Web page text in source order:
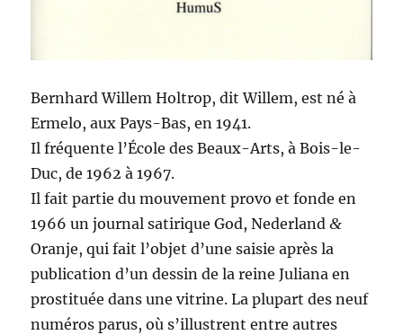
Bern­hard Willem Holtrop, dit Willem, est né à
Erme­lo, aux Pays-Bas, en 1941.
Il fréquente l’É­cole des Beaux-Arts, à Bois-le-
Duc, de 1962 à 1967.
Il fait par­tie du mou­ve­ment pro­vo et fonde en
1966 un jour­nal satirique God, Ned­er­land&
Oran­je, qui fait l’ob­jet d’une saisie après la
pub­li­ca­tion d’un dessin de la reine Juliana en
pros­ti­tuée dans une vit­rine. La plu­part des neuf
numéros parus, où s’il­lus­trent entre autres